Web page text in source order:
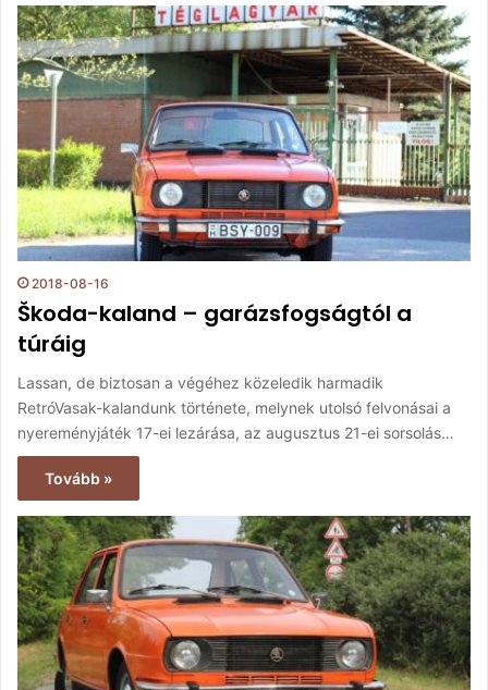
2018-08-16
Škoda-kaland – garázsfogságtól a
túráig
Lassan, de biztosan a végéhez közeledik harmadik
RetróVasak-kalandunk története, melynek utolsó felvonásai a
nyereményjáték 17-ei lezárása, az augusztus 21-ei sorsolás…
Tovább »